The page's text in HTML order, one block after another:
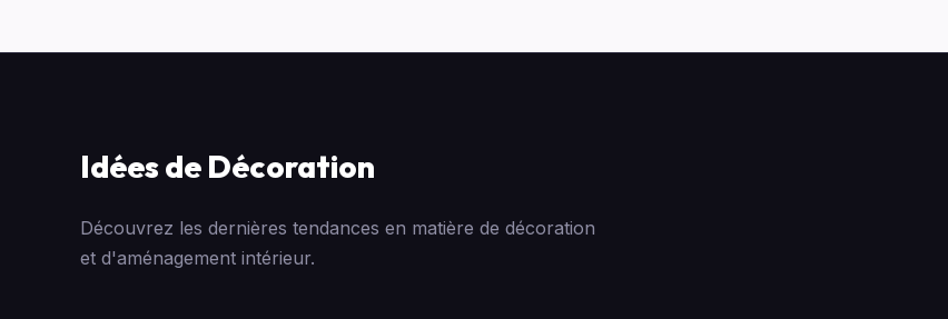
Idées de Décoration
Découvrez les dernières tendances en matière de décoration
et d'aménagement intérieur.